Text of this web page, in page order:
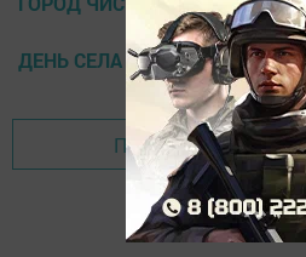
ДЕНЬ СЕЛА
Перейти на